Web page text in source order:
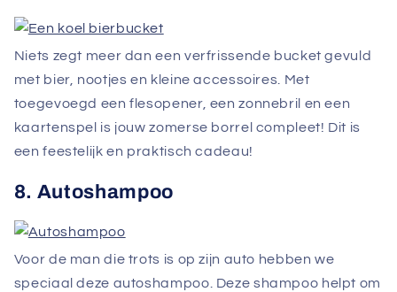
Niets zegt meer dan een verfrissende bucket gevuld
met bier, nootjes en kleine accessoires. Met
toegevoegd een flesopener, een zonnebril en een
kaartenspel is jouw zomerse borrel compleet! Dit is
een feestelijk en praktisch cadeau!
8. Autoshampoo
Voor de man die trots is op zijn auto hebben we
speciaal deze autoshampoo. Deze shampoo helpt om